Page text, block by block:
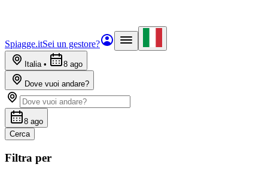
Spiagge.itSei un gestore?
Italia• 8 ago
Dove vuoi andare?
8 ago
Cerca
Filtra per